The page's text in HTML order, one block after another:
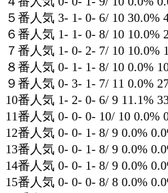
５番人気 3- 1- 0- 6/ 10 30.0%
６番人気 1- 1- 0- 8/ 10 10.0%
７番人気 1- 0- 2- 7/ 10 10.0%
８番人気 0- 1- 1- 8/ 10 0.0%
９番人気 0- 3- 1- 7/ 11 0.0%
10番人気 1- 2- 0- 6/ 9 11.1%
11番人気 0- 0- 0- 10/ 10 0.0%
12番人気 0- 0- 1- 8/ 9 0.0%
13番人気 0- 0- 1- 8/ 9 0.0%
14番人気 0- 0- 1- 8/ 9 0.0%
15番人気 0- 0- 0- 8/ 8 0.0%